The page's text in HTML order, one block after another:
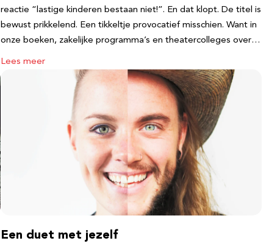
reactie “lastige kinderen bestaan niet!”. En dat klopt. De titel is
bewust prikkelend. Een tikkeltje provocatief misschien. Want in
onze boeken, zakelijke programma’s en theatercolleges over…
Lees meer
Een duet met jezelf